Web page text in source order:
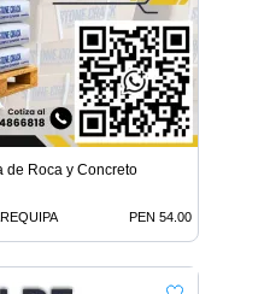
de Roca y Concreto
PEN 54.00